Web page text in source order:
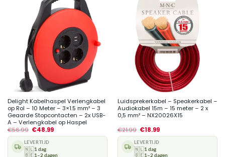
Delight Kabelhaspel Verlengkabel
op Rol – 10 Meter – 3×1.5 mm² – 3
Geaarde Stopcontacten – 2x USB-
A – Verlengkabel op Haspel
€56.99 €48.99
LEVERTIJD
🇳🇱1 dag
🇧🇪1–2 dagen
Luidsprekerkabel – Speakerkabel –
Audiokabel 15m – 15 meter – 2 x
0,5 mm² – NX20026X15
€21.99 €18.99
LEVERTIJD
🇳🇱1 dag
🇧🇪1–2 dagen